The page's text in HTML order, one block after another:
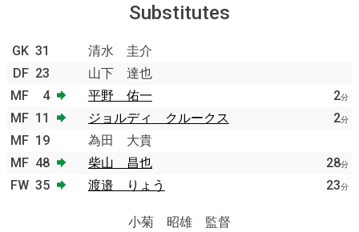
Substitutes
GK 31
清水 圭介
DF 23
山下 達也
MF
4 平野 佑一 2分
MF 11 ジョルディ クルークス 2分
MF 19
為田 大貴
MF 48 柴山 昌也 28分
FW 35 渡邉 りょう 23分
小菊 昭雄 監督